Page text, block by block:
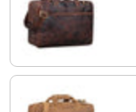
florida - marrone